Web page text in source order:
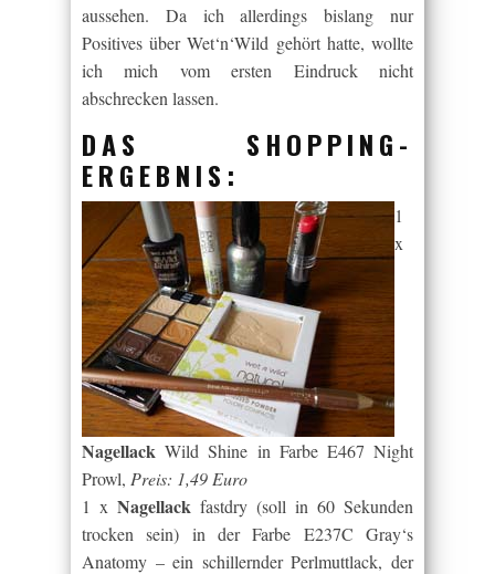
aussehen. Da ich allerdings bislang nur
Positives über Wet‘n‘Wild gehört hatte, wollte
ich mich vom ersten Eindruck nicht
abschrecken lassen.
DAS SHOPPING-
ERGEBNIS:
1
x
Nagellack Wild Shine in Farbe E467 Night
Prowl, Preis: 1,49 Euro
1 x Nagellack fastdry (soll in 60 Sekunden
trocken sein) in der Farbe E237C Gray‘s
Anatomy – ein schillernder Perlmuttlack, der